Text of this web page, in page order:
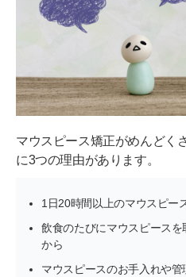
れよう
マウスピース矯正がめんどく
に3つの理由があります。
1日20時間以上のマウスピー
飲食のたびにマウスピース
から
マウスピースのお手入れや管